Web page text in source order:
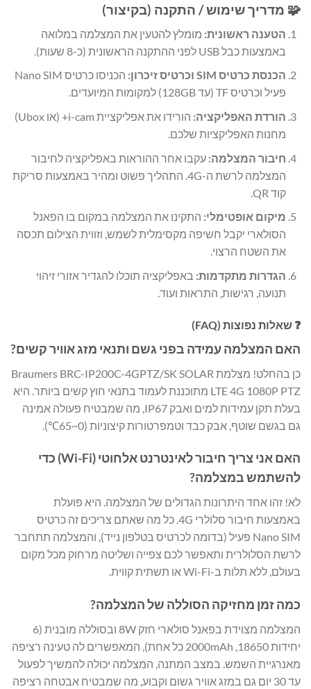
🧩 מדריך שימוש / התקנה (בקיצור)
הטענה ראשונית: מומלץ להטעין את המצלמה במלואה
באמצעות כבל USB לפני ההתקנה הראשונית (כ-8 שעות).
הכנסת כרטיס SIM וכרטיס זיכרון:
הכניסו כרטיס Nano SIM
פעיל וכרטיס TF (עד 128GB) למקומות המיועדים.
הורדת האפליקציה:
הורידו את אפליקציית i-cam+ (או Ubox)
מחנות האפליקציות שלכם.
חיבור המצלמה: עקבו אחר ההוראות באפליקציה לחיבור
המצלמה לרשת ה-4G. התהליך פשוט ומהיר באמצעות סריקת
קוד QR.
מיקום אופטימלי: התקינו את המצלמה במקום בו הפאנל
הסולארי יקבל חשיפה מקסימלית לשמש, וזווית הצילום תכסה
את השטח הרצוי.
הגדרות מתקדמות: באפליקציה תוכלו להגדיר אזורי זיהוי
תנועה, רגישות, התראות ועוד.
❓ שאלות נפוצות (FAQ)
האם המצלמה עמידה בפני גשם ותנאי מזג אוויר קשים?
כן בהחלט! מצלמת Braumers BRC-IP200C-4GPTZ/SK SOLAR
LTE 4G 1080P PTZ מתוכננת לעמוד בתנאי חוץ קשים ביותר. היא
בעלת תקן עמידות למים ואבק IP67, מה שמבטיח פעולה אמינה
גם בגשם שוטף, אבק כבד וטמפרטורות קיצוניות (0~65℃).
האם אני צריך חיבור לאינטרנט אלחוטי (Wi-Fi) כדי
להשתמש במצלמה?
לא! זהו אחד היתרונות הגדולים של המצלמה. היא פועלת
באמצעות חיבור סלולרי 4G. כל מה שאתם צריכים זה כרטיס
Nano SIM פעיל (בדומה לכרטיס בטלפון נייד), והמצלמה תתחבר
לרשת הסלולרית ותאפשר לכם צפייה ושליטה מרחוק מכל מקום
בעולם, ללא תלות ב-Wi-Fi או תשתית קווית.
כמה זמן מחזיקה הסוללה של המצלמה?
המצלמה מצוידת בפאנל סולארי חזק 8W ובסוללה מובנית (6
יחידות 18650, 2000mAh כל אחת), המאפשרים לה טעינה רציפה
מאנרגיית השמש. במצב המתנה, המצלמה יכולה להמשיך לפעול
עד 30 יום גם במזג אוויר גשום וקבוע, מה שמבטיח אבטחה רציפה